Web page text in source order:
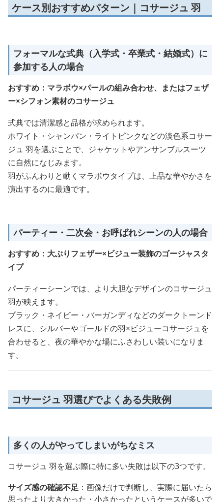
ケース別おすすめパターン｜コサージュ 羽
フォーマルな式典（入学式・卒業式・結婚式）に
参加する人の場合
おすすめ：マラボウ×パールの組み合わせ、またはフェザ
ー×シフォン素材のコサージュ
式典では清潔感と品格が求められます。
ホワイト・シャンパン・ライトピンクなどの淡色系コサー
ジュ 羽を選ぶことで、ジャケットやアンサンブルスーツ
に自然になじみます。
羽がふんわりと動くマラボウタイプは、上品な華やかさを
演出するのに最適です。
パーティー・二次会・お呼ばれシーンの人の場合
おすすめ：大ぶりフェザー×ビジュー装飾のゴージャスタ
イプ
パーティーシーンでは、より大胆なデザインのコサージュ
羽が映えます。
ブラック・ネイビー・バーガンディなどのダークトーンド
レスに、シルバーやゴールドの羽×ビジューコサージュを
合わせると、夜の華やかな場にふさわしい装いになりま
す。
コサージュ 羽選びでよくある失敗例
多くの人がやってしまいがちなミス
コサージュ 羽を選ぶ際に特に多い失敗は以下の3つです。
サイズ感の確認不足 ：画像だけで判断し、実際に届いたら
思ったより大きかった・小さかったというケースが多いで